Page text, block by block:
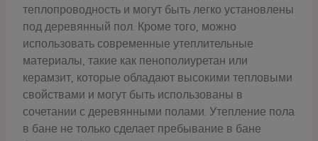
теплопроводность и могут быть легко установлены
под деревянный пол. Кроме того, можно
использовать современные утеплительные
материалы, такие как пенополиуретан или
керамзит, которые обладают высокими тепловыми
свойствами и могут быть использованы в
сочетании с деревянными полами. Утепление пола
в бане не только сделает пребывание в бане